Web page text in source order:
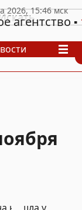
агентство
Видео